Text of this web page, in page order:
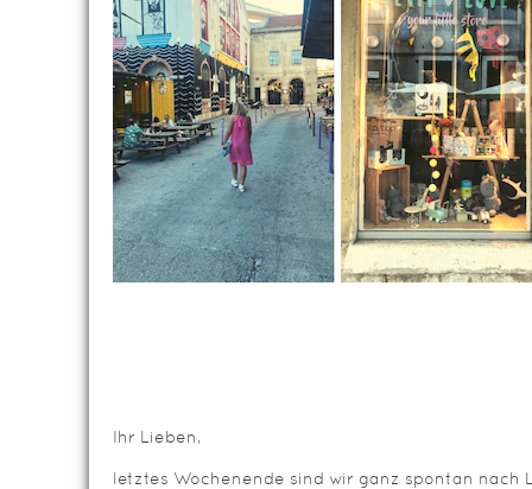
Ihr Lieben,
letztes Wochenende sind wir ganz spontan nach